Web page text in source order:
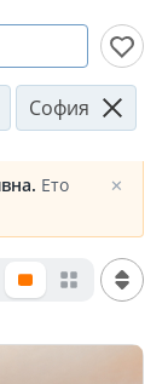
София
Ето
✕